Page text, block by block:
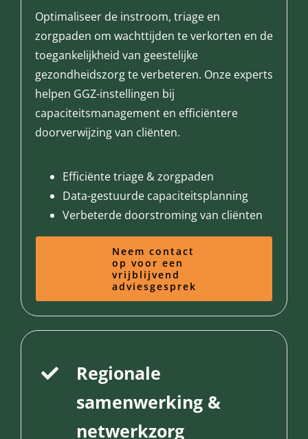
Optimaliseer de instroom, triage en
zorgpaden om wachttijden te verkorten en de
toegankelijkheid van geestelijke
gezondheidszorg te verbeteren. Onze experts
helpen GGZ-instellingen bij
capaciteitsmanagement en efficiëntere
doorverwijzing van cliënten.
Efficiënte triage & zorgpaden
Data-gestuurde capaciteitsplanning
Verbeterde doorstroming van cliënten
Neem contact
op voor een
vrijblijvend
adviesgesprek
Regionale
samenwerking &
netwerkzorg